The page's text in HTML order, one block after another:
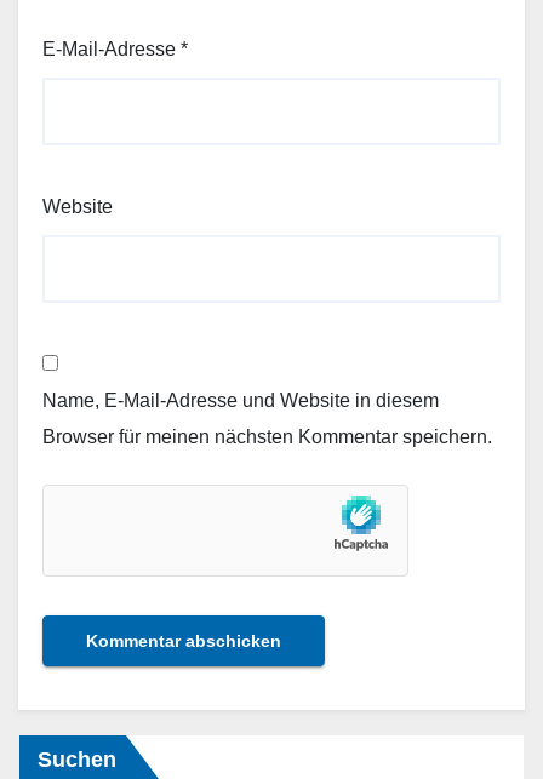
E-Mail-Adresse *
Website
Name, E-Mail-Adresse und Website in diesem
Browser für meinen nächsten Kommentar speichern.
Suchen